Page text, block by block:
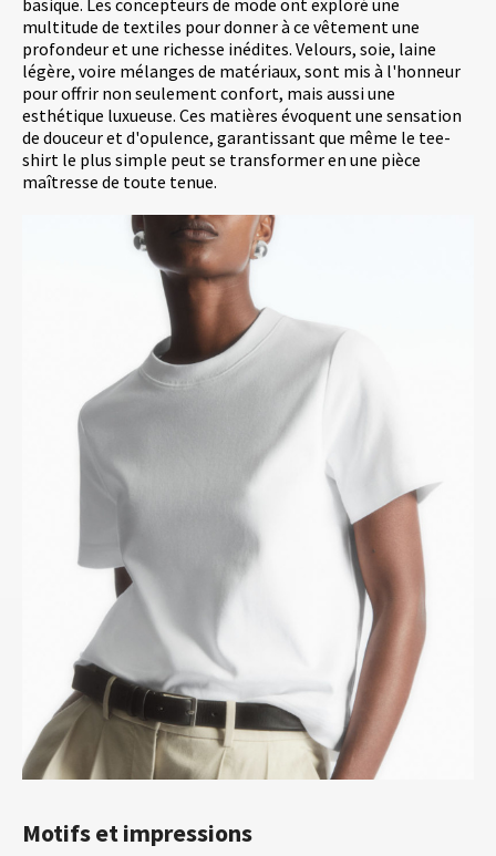
basique. Les concepteurs de mode ont exploré une
multitude de textiles pour donner à ce vêtement une
profondeur et une richesse inédites. Velours, soie, laine
légère, voire mélanges de matériaux, sont mis à l'honneur
pour offrir non seulement confort, mais aussi une
esthétique luxueuse. Ces matières évoquent une sensation
de douceur et d'opulence, garantissant que même le tee-
shirt le plus simple peut se transformer en une pièce
maîtresse de toute tenue.
Motifs et impressions